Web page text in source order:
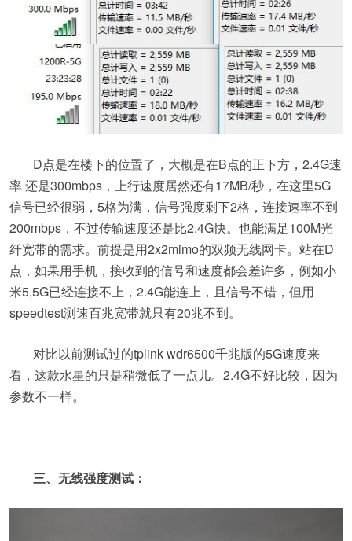
D点是在楼下的位置了，大概是在B点的正下方，2.4G速
率 还是300mbps，上行速度居然还有17MB/秒，在这里5G
信号已经很弱，5格为满，信号强度剩下2格，连接速率不到
200mbps，不过传输速度还是比2.4G快。也能满足100M光
纤宽带的需求。前提是用2x2mimo的双频无线网卡。站在D
点，如果用手机，接收到的信号和速度都会差许多，例如小
米5,5G已经连接不上，2.4G能连上，且信号不错，但用
speedtest测速百兆宽带就只有20兆不到。
对比以前测试过的tplink wdr6500千兆版的5G速度来
看，这款水星的只是稍微低了一点儿。2.4G不好比较，因为
参数不一样。
三、无线强度测试：